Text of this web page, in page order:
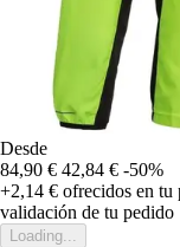
Desde
84,90 € 42,84 € -50%
+2,14 € ofrecidos en
validación de tu pedido
Loading...